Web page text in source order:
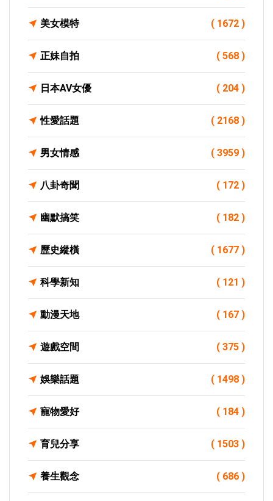
美女模特 ( 1672 )
正妹自拍 ( 568 )
日本AV女優 ( 204 )
性愛話題 ( 2168 )
男女情感 ( 3959 )
八卦奇聞 ( 172 )
幽默搞笑 ( 182 )
歷史縱橫 ( 1677 )
科學新知 ( 121 )
動漫天地 ( 167 )
遊戲空間 ( 375 )
娛樂話題 ( 1498 )
寵物愛好 ( 184 )
育兒分享 ( 1503 )
養生觀念 ( 686 )